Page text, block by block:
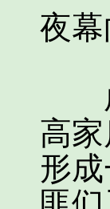
夜
成
高
形